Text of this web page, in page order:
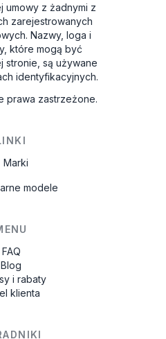
umowy z żadnymi z
zarejestrowanych
Nazwy, loga i
które mogą być
stronie, są używane
identyfikacyjnych.
prawa zastrzeżone.
Marki
modele
FAQ
Blog
i rabaty
klienta